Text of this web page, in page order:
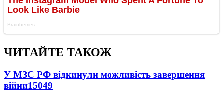
ЧИТАЙТЕ ТАКОЖ
У МЗС РФ відкинули можливість завершення
війни15049